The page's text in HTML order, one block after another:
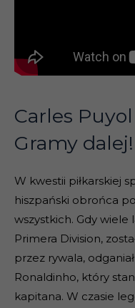
Carles
Gramy dalej!
W kwestii piłkarskiej
hiszpański obrońca
wszystkich. Gdy
Primera Division,
przez rywala,
Ronaldinho, który
kapitana. W czasie